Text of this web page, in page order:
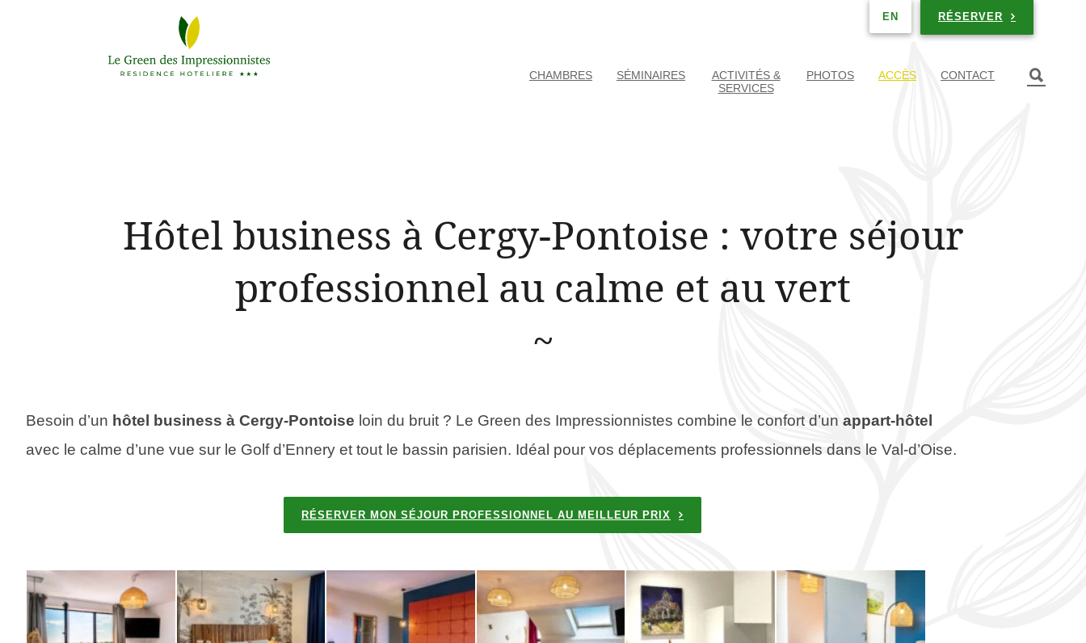
EN RÉSERVER
CHAMBRES SÉMINAIRES
ACTIVITÉS &
SERVICES
PHOTOS ACCÈS CONTACT
Hôtel business à Cergy-Pontoise : votre séjour
professionnel au calme et au vert
Besoin d’un hôtel business à Cergy-Pontoise loin du bruit ? Le Green des Impressionnistes combine le confort d’un appart-hôtel
avec le calme d’une vue sur le Golf d’Ennery et tout le bassin parisien. Idéal pour vos déplacements professionnels dans le Val-d’Oise.
RÉSERVER MON SÉJOUR PROFESSIONNEL AU MEILLEUR PRIX